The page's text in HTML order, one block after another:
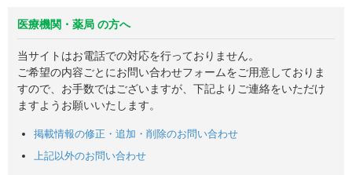
医療機関・薬局 の方へ
当サイトはお電話での対応を行っておりません。
ご希望の内容ごとにお問い合わせフォームをご用意しておりま
すので、お手数ではございますが、下記よりご連絡をいただけ
ますようお願いいたします。
掲載情報の修正・追加・削除のお問い合わせ
上記以外のお問い合わせ